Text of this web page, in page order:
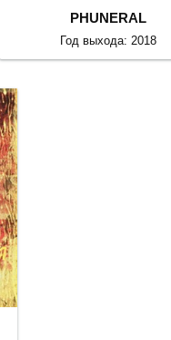
PHUNERAL
Год выхода: 2018